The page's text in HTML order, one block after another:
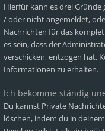
Hierfür kann es drei
/ oder nicht angemeldet,
Nachrichten für das
es sein, dass der
verschicken, entzogen hat.
Informationen zu erhalten.
Ich bekomme ständig
Du kannst Private
löschen, indem du in